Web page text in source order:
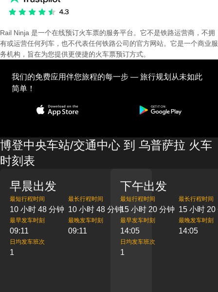
Rail Ninja 是一个在线预订火车票的服务平台。它不是铁路运营商，不拥
有或运营任何列车，也不代表任何铁路公司的官方网站。它是一个商业服
务机构，旨在为您提供更便捷的火车票预订方式。
我们的免费应用伴您旅程的每一步 — 旅行规划从未如此
简单！
博登中央车站/交通中心 到 乌普萨拉 火车
时刻表
早晨出发
最短行程时间
10 小时 48 分钟
最长行程时间
10 小时 48 分钟
最早发车时刻
09:11
最晚发车时刻
09:11
日均发车班次
1
下午出发
最短行程时间
15 小时 20 分钟
最长行程时间
15 小时 20
最早发车时刻
14:05
最晚发车时刻
14:05
日均发车班次
1